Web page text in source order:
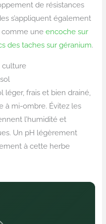
de résistances
s’appliquent également
comme uneencoche sur
des taches sur géranium.
culture
léger, frais et bien drainé,
à mi-ombre. Évitez les
l’humidité et
Un pH légèrement
à cette herbe